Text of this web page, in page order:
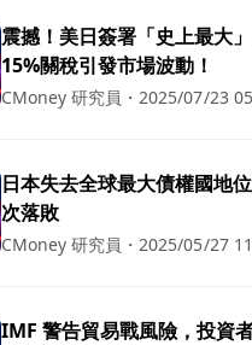
震撼！美日簽署「史上最大
15%關稅引發市場波動！
CMoney 研究員 ・2025/07/23
日本失去全球最大債權國地
次落敗
CMoney 研究員 ・2025/05/27
IMF 警告貿易戰風險，投資